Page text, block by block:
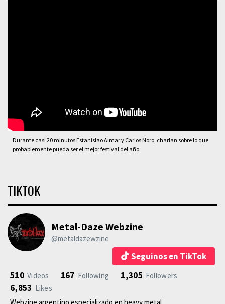
Durante casi 20 minutos Estanislao Aimar y Carlos Noro, charlan sobre lo que
probablemente pueda ser el mejor festival del año.
TIKTOK
Metal-Daze Webzine
@metaldazewzine
Seguinos en TikTok
510 Videos 167 Following 1,305 Followers
6,853 Likes